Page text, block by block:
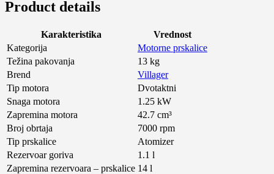
Product details
Karakteristika
Vrednost
Kategorija
Motorne prskalice
Težina pakovanja
13 kg
Brend
Villager
Tip motora
Dvotaktni
Snaga motora
1.25 kW
Zapremina motora
42.7 cm³
Broj obrtaja
7000 rpm
Tip prskalice
Atomizer
Rezervoar goriva
1.1 l
Zapremina rezervoara – prskalice 14 l